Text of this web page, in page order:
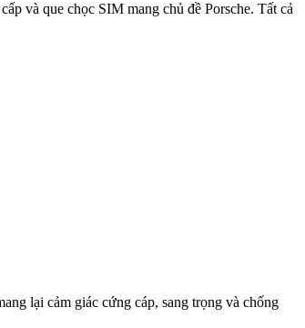
và que chọc SIM mang chủ đề Porsche. Tất cả
lại cảm giác cứng cáp, sang trọng và chống